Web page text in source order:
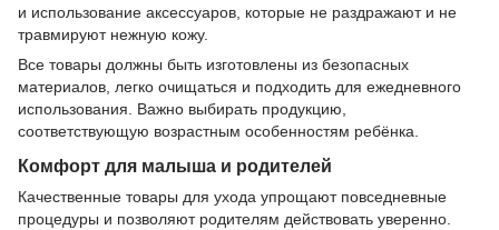
и использование аксессуаров, которые не раздражают и не
травмируют нежную кожу.
Все товары должны быть изготовлены из безопасных
материалов, легко очищаться и подходить для ежедневного
использования. Важно выбирать продукцию,
соответствующую возрастным особенностям ребёнка.
Комфорт для малыша и родителей
Качественные товары для ухода упрощают повседневные
процедуры и позволяют родителям действовать уверенно.